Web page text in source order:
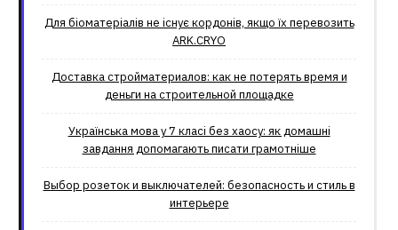
Для біоматеріалів не існує кордонів, якщо їх перевозить
ARK.CRYO
Доставка стройматериалов: как не потерять время и
деньги на строительной площадке
Українська мова у 7 класі без хаосу: як домашні
завдання допомагають писати грамотніше
Выбор розеток и выключателей: безопасность и стиль в
интерьере